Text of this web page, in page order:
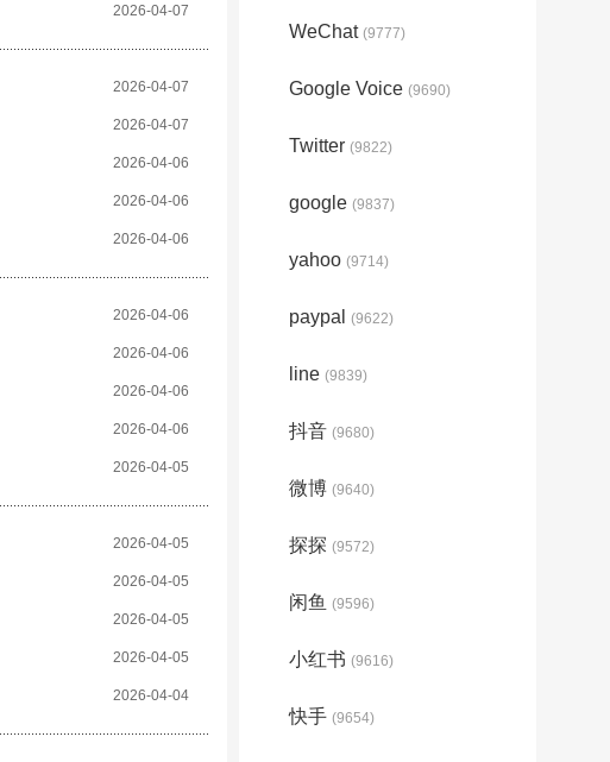
2026-04-07
2026-04-07
2026-04-07
2026-04-06
2026-04-06
2026-04-06
2026-04-06
2026-04-06
2026-04-06
2026-04-06
2026-04-05
2026-04-05
2026-04-05
2026-04-05
2026-04-05
2026-04-04
WeChat (9777)
Google Voice (9690)
Twitter (9822)
google (9837)
yahoo (9714)
paypal (9622)
line (9839)
抖音 (9680)
微博 (9640)
探探 (9572)
闲鱼 (9596)
小红书 (9616)
快手 (9654)